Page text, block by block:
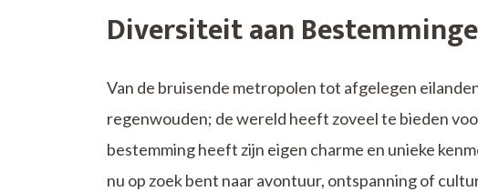
Diversiteit aan
Van de bruisende metropolen tot afgelegen
regenwouden; de wereld heeft zoveel te bieden
bestemming heeft zijn eigen charme en unieke
nu op zoek bent naar avontuur, ontspanning of